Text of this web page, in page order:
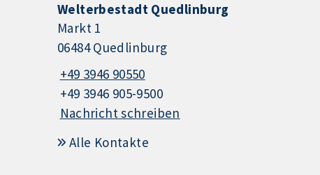
Welterbestadt Quedlinburg
Markt 1
06484 Quedlinburg
+49 3946 90550
+49 3946 905-9500
Nachricht schreiben
Alle Kontakte